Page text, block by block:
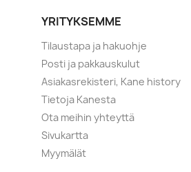
YRITYKSEMME
Tilaustapa ja hakuohje
Posti ja pakkauskulut
Asiakasrekisteri, Kane history
Tietoja Kanesta
Ota meihin yhteyttä
Sivukartta
Myymälät